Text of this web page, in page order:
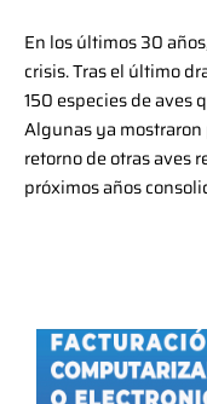
En los últimos 30
crisis. Tras el último
150 especies de aves
Algunas ya mostraron
retorno de otras aves
próximos años